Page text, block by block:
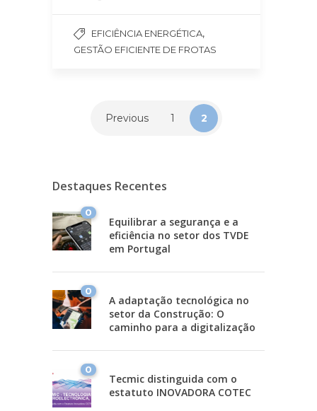
EFICIÊNCIA ENERGÉTICA,
GESTÃO EFICIENTE DE FROTAS
Previous 1 2
Destaques Recentes
0
Equilibrar a segurança e a
eficiência no setor dos TVDE
em Portugal
0
A adaptação tecnológica no
setor da Construção: O
caminho para a digitalização
0
Tecmic distinguida com o
estatuto INOVADORA COTEC